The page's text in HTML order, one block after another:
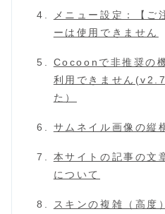
メニュー設定：【ご
ーは使用できません
Cocoonで非推奨の
利用できません
た）
サムネイル画像の縦
本サイトの記事の文
について
スキンの複雑（高度